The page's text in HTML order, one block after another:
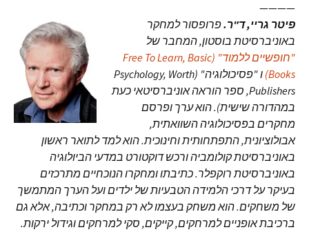
————
פיטר גריי, ד"ר.פרופסור למחקר
באוניברסיטת בוסטון, המחבר של
"חופשיים ללמוד" (Free To Learn, Basic
Books)
ו "פסיכולוגיה" (Psychology, Worth
Publishers, ספר הוראה אוניברסיטאי כעת
במהדורה שישית). הוא ערך ופרסם
מחקרים בפסיכולוגיה השוואתית,
אבולוציונית, התפתחותית וחינוכית. הוא למד לתואר ראשון
באוניברסיטת קולומביה ורכש דוקטורט במדעי הביולוגיה
באוניברסיטת רוקפלר. כתיבתו ומחקרו הנוכחיים מתרכזים
בעיקר על דרכי הלמידה הטבעיות של ילדים ועל הערך המתמשך
של משחקים. הוא משחק בעצמו לא רק במחקר וכתיבה, אלא גם
ברכיבת אופניים למרחקים, קייקים, סקי למרחקים וגידול ירקות.